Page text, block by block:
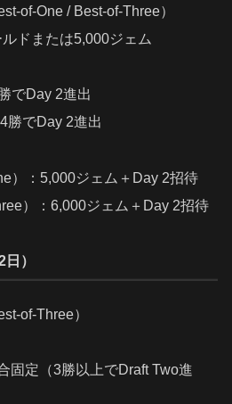
of-One / Best-of-Three）
ルドまたは5,000ジェム
でDay 2進出
勝でDay 2進出
）：5,000ジェム＋Day 2招待
）：6,000ジェム＋Day 2招待
）
of-Three）
固定（3勝以上でDraft Two進